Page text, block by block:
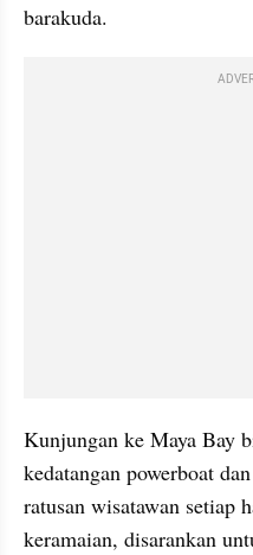
barakuda.
Kunjungan ke Maya Bay
kedatangan powerboat
ratusan wisatawan setiap
keramaian, disarankan